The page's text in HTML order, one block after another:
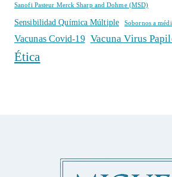
Sanofi Pasteur Merck Sharp and Dohme (MSD)
Sensibilidad Química Múltiple Sobornos a
Vacunas Covid-19 Vacuna Virus
Ética